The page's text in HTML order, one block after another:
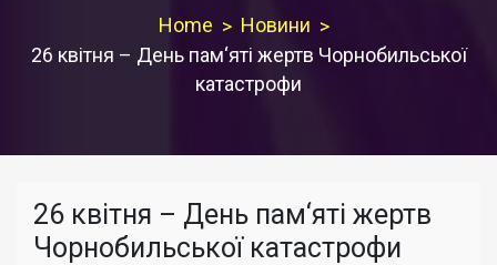
Home
Новини
26 квітня – День пам‘яті жертв Чорнобильської
катастрофи
26 квітня – День пам‘яті жертв
Чорнобильської катастрофи